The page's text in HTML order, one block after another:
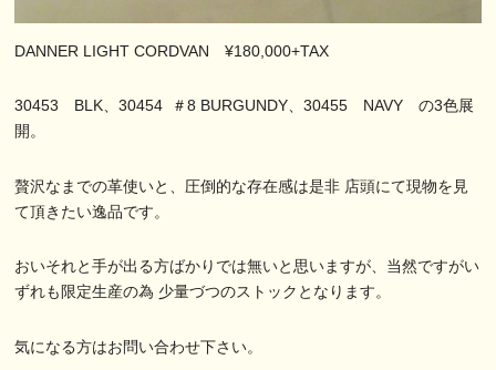
DANNER LIGHT CORDVAN ¥180,000+TAX
30453 BLK、30454 ＃8 BURGUNDY、30455 NAVY の3色展
開。
贅沢なまでの革使いと、圧倒的な存在感は是非 店頭にて現物を見
て頂きたい逸品です。
おいそれと手が出る方ばかりでは無いと思いますが、当然ですがい
ずれも限定生産の為 少量づつのストックとなります。
気になる方はお問い合わせ下さい。